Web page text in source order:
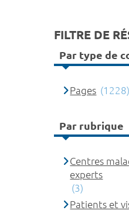
FILTRE DE
Par type de
Pages (1228)
Par rubrique
Centres
experts
(3)
Patients et